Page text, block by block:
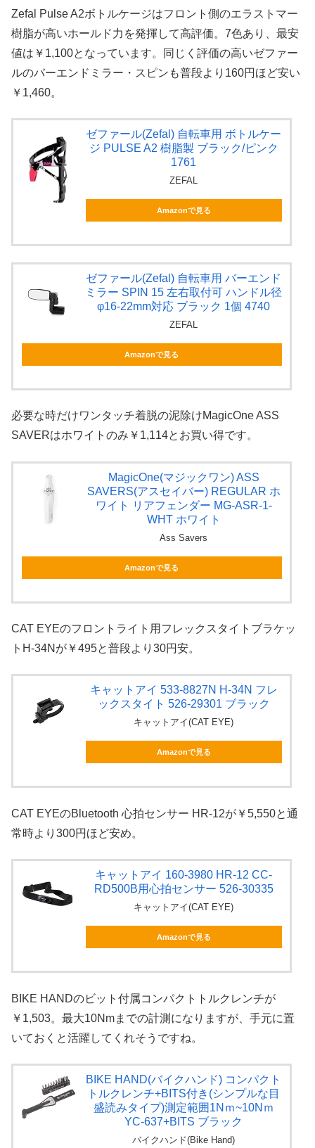
Zefal Pulse A2ボトルケージはフロント側のエラストマー
樹脂が高いホールド力を発揮して高評価。7色あり、最安
値は￥1,100となっています。同じく評価の高いゼファー
ルのバーエンドミラー・スピンも普段より160円ほど安い
￥1,460。
ゼファール(Zefal) 自転車用 ボトルケー
ジ PULSE A2 樹脂製 ブラック/ピンク
1761
ZEFAL
Amazonで見る
ゼファール(Zefal) 自転車用 バーエンド
ミラー SPIN 15 左右取付可 ハンドル径
φ16-22mm対応 ブラック 1個 4740
ZEFAL
Amazonで見る
必要な時だけワンタッチ着脱の泥除けMagicOne ASS
SAVERはホワイトのみ￥1,114とお買い得です。
MagicOne(マジックワン) ASS
SAVERS(アスセイバー) REGULAR ホ
ワイト リアフェンダー MG-ASR-1-
WHT ホワイト
Ass Savers
Amazonで見る
CAT EYEのフロントライト用フレックスタイトブラケッ
トH-34Nが￥495と普段より30円安。
キャットアイ 533-8827N H-34N フレ
ックスタイト 526-29301 ブラック
キャットアイ(CAT EYE)
Amazonで見る
CAT EYEのBluetooth 心拍センサー HR-12が￥5,550と通
常時より300円ほど安め。
キャットアイ 160-3980 HR-12 CC-
RD500B用心拍センサー 526-30335
キャットアイ(CAT EYE)
Amazonで見る
BIKE HANDのビット付属コンパクトトルクレンチが
￥1,503。最大10Nmまでの計測になりますが、手元に置
いておくと活躍してくれそうですね。
BIKE HAND(バイクハンド) コンパクト
トルクレンチ+BITS付き(シンプルな目
盛読みタイプ)測定範囲1Nｍ~10Nｍ
YC-637+BITS ブラック
バイクハンド(Bike Hand)